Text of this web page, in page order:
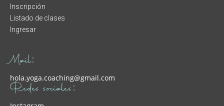
Inscripción
Listado de clases
Ingresar
Mail:
hola.yoga.coaching@gmail.com
Redes sociales: